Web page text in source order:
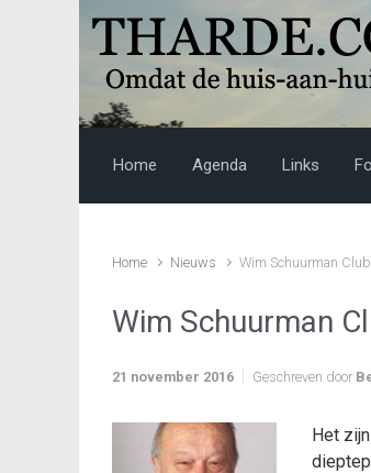
Skip to main content
Home Agenda Links
Home Nieuws Wim Schuurman
Wim Schuurman
21 november 2016 Geschreven door
Het